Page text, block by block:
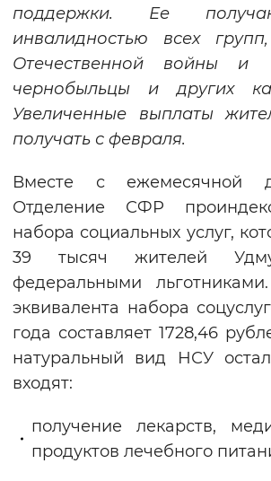
Синий фон
Включены
Звуковой
Воспроизвести
Вернуть стандартные
поддержки. Ее
инвалидностью всех
Отечественной войны и
чернобыльцы и других
Увеличенные выплаты
получать с февраля.
Вместе с ежемесячной
Отделение СФР
набора социальных услуг,
39 тысяч жителей
федеральными
эквивалента набора
года составляет 1728,46
натуральный вид НСУ
входят:
получение лекарств,
продуктов лечебного